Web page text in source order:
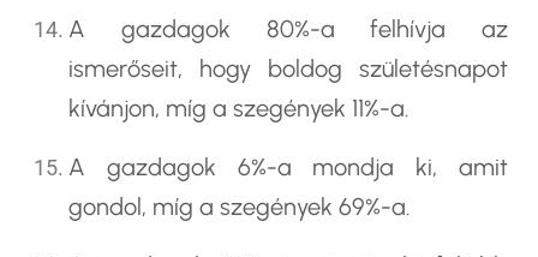
A gazdagok 80%-a felhívja az
ismerőseit, hogy boldog születésnapot
kívánjon, míg a szegények 11%-a.
A gazdagok 6%-a mondja ki, amit
gondol, míg a szegények 69%-a.